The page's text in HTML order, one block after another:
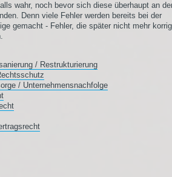
wahr, noch bevor sich diese überhaupt an
Denn viele Fehler werden bereits bei der
gemacht - Fehler, die später nicht mehr
/ Restrukturierung
/ Unternehmensnachfolge